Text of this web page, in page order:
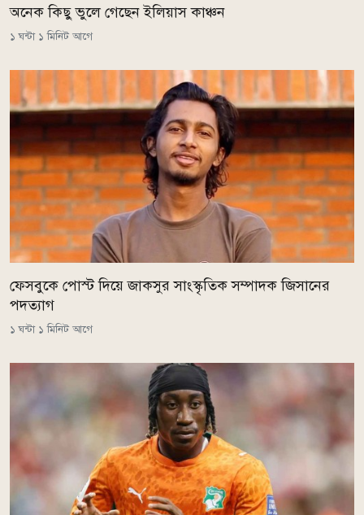
অনেক কিছু ভুলে গেছেন ইলিয়াস কাঞ্চন
১ ঘন্টা ১ মিনিট আগে
ফেসবুকে পোস্ট দিয়ে জাকসুর সাংস্কৃতিক সম্পাদক জিসানের
পদত্যাগ
১ ঘন্টা ১ মিনিট আগে